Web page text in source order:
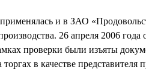
и в ЗАО
26 апреля 2006
проверки были изъяты
в качестве представителя